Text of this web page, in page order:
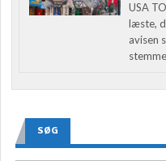
USA
læste,
avisen
SØG